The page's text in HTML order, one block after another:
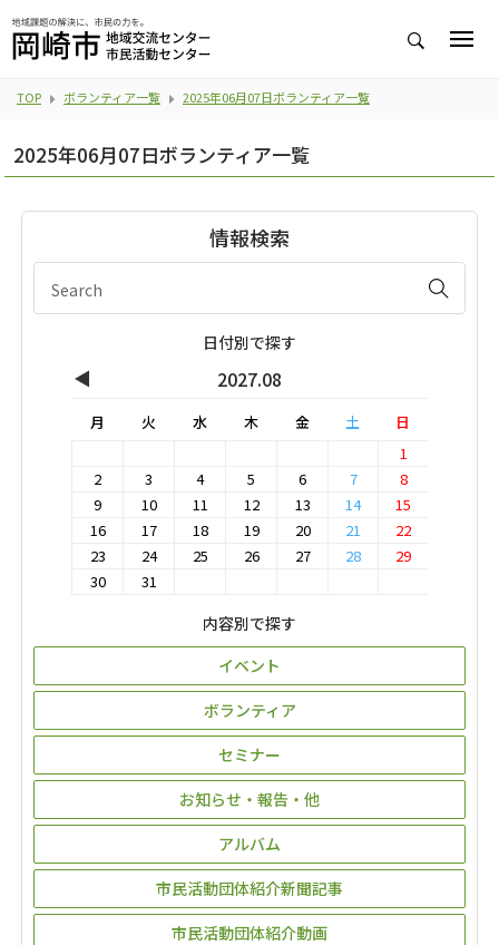
TOP ボランティア一覧 2025年06月07日ボランティア一覧
2025年06月07日ボランティア一覧
情報検索
日付別で探す
◀ 2027.08
月 火 水 木 金 土
日
1
2
3 4 5 6 7
8
9
10 11 12 13 14
15
16
17 18 19 20 21
22
23
24 25 26 27 28
29
30
31
内容別で探す
イベント
ボランティア
セミナー
お知らせ・報告・他
アルバム
市民活動団体紹介新聞記事
市民活動団体紹介動画